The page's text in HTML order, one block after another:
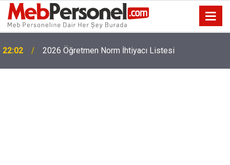
22:02 2026 Öğretmen Norm İhtiyacı Listesi